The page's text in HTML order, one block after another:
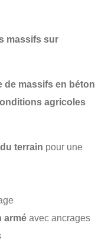
massifs sur
de massifs en béton
agricoles
terrain pour une
armé avec ancrages